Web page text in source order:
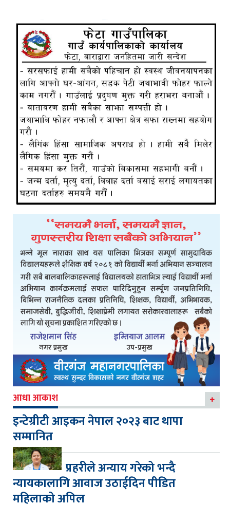
आधा आकाश
इन्टेग्रीटी आइकन नेपाल २०२३ बाट थापा
सम्मानित
प्रहरीले अन्याय गरेको भन्दै
न्यायकालागि आवाज उठाईदिन पीडित
महिलाको अपिल